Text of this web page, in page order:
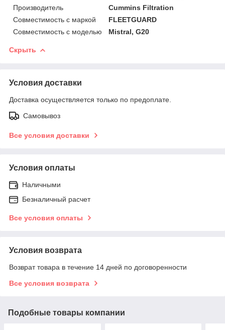
Производитель
Cummins Filtration
Совместимость с маркой
FLEETGUARD
Совместимость с моделью
Mistral, G20
Скрыть
Условия доставки
Доставка осуществляется только по предоплате.
Самовывоз
Все условия доставки
Условия оплаты
Наличными
Безналичный расчет
Все условия оплаты
Условия возврата
Возврат товара в течение 14 дней по договоренности
Все условия возврата
Подобные товары компании